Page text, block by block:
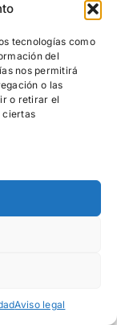
tecnologías como
del
nos permitirá
o las
o retirar el
ciertas
Aviso legal